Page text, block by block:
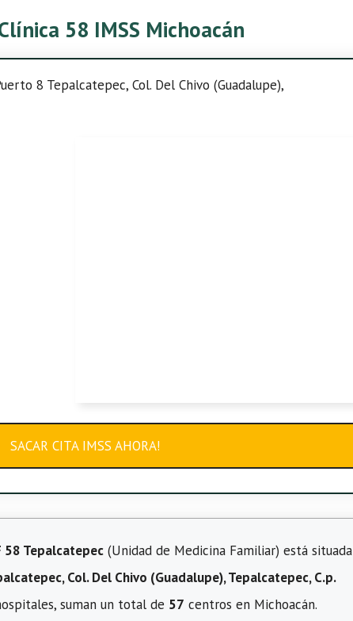
58 IMSS Michoacán
8 Tepalcatepec, Col. Del Chivo (Guadalupe),
SACAR CITA IMSS AHORA!
58 Tepalcatepec (Unidad de Medicina Familiar) está situada
Col. Del Chivo (Guadalupe), Tepalcatepec, C.p.
suman un total de 57 centros en Michoacán.